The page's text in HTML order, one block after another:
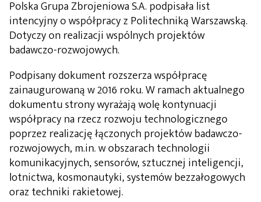
Polska Grupa Zbrojeniowa S.A. podpisała list
intencyjny o współpracy z Politechniką Warszawską.
Dotyczy on realizacji wspólnych projektów
badawczo-rozwojowych.
Podpisany dokument rozszerza współpracę
zainaugurowaną w 2016 roku. W ramach aktualnego
dokumentu strony wyrażają wolę kontynuacji
współpracy na rzecz rozwoju technologicznego
poprzez realizację łączonych projektów badawczo-
rozwojowych, m.in. w obszarach technologii
komunikacyjnych, sensorów, sztucznej inteligencji,
lotnictwa, kosmonautyki, systemów bezzałogowych
oraz techniki rakietowej.